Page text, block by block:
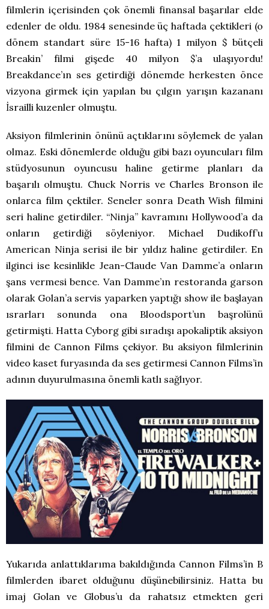
filmlerin içerisinden çok önemli finansal başarılar elde
edenler de oldu. 1984 senesinde üç haftada çektikleri (o
dönem standart süre 15-16 hafta) 1 milyon $ bütçeli
Breakin’ filmi gişede 40 milyon $’a ulaşıyordu!
Breakdance’ın ses getirdiği dönemde herkesten önce
vizyona girmek için yapılan bu çılgın yarışın kazananı
İsrailli kuzenler olmuştu.
Aksiyon filmlerinin önünü açtıklarını söylemek de yalan
olmaz. Eski dönemlerde olduğu gibi bazı oyuncuları film
stüdyosunun oyuncusu haline getirme planları da
başarılı olmuştu. Chuck Norris ve Charles Bronson ile
onlarca film çektiler. Seneler sonra Death Wish filmini
seri haline getirdiler. “Ninja” kavramını Hollywood’a da
onların getirdiği söyleniyor. Michael Dudikoff’u
American Ninja serisi ile bir yıldız haline getirdiler. En
ilginci ise kesinlikle Jean-Claude Van Damme’a onların
şans vermesi bence. Van Damme’ın restoranda garson
olarak Golan’a servis yaparken yaptığı show ile başlayan
ısrarları sonunda ona Bloodsport’un başrolünü
getirmişti. Hatta Cyborg gibi sıradışı apokaliptik aksiyon
filmini de Cannon Films çekiyor. Bu aksiyon filmlerinin
video kaset furyasında da ses getirmesi Cannon Films’in
adının duyurulmasına önemli katlı sağlıyor.
Yukarıda anlattıklarıma bakıldığında Cannon Films’in B
filmlerden ibaret olduğunu düşünebilirsiniz. Hatta bu
imaj Golan ve Globus’u da rahatsız etmekten geri